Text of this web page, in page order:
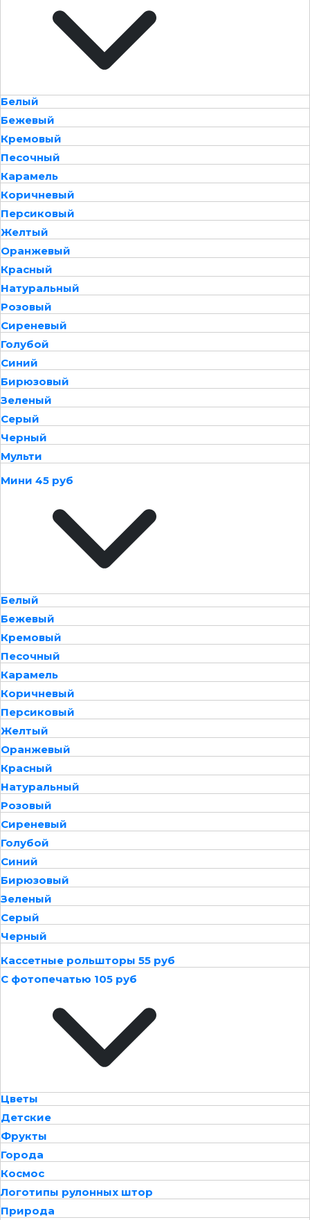
Белый
Бежевый
Кремовый
Песочный
Карамель
Коричневый
Персиковый
Желтый
Оранжевый
Красный
Натуральный
Розовый
Сиреневый
Голубой
Синий
Бирюзовый
Зеленый
Серый
Черный
Мульти
Мини 45 руб
Белый
Бежевый
Кремовый
Песочный
Карамель
Коричневый
Персиковый
Желтый
Оранжевый
Красный
Натуральный
Розовый
Сиреневый
Голубой
Синий
Бирюзовый
Зеленый
Серый
Черный
Кассетные рольшторы 55 руб
С фотопечатью 105 руб
Цветы
Детские
Фрукты
Города
Космос
Логотипы рулонных штор
Природа